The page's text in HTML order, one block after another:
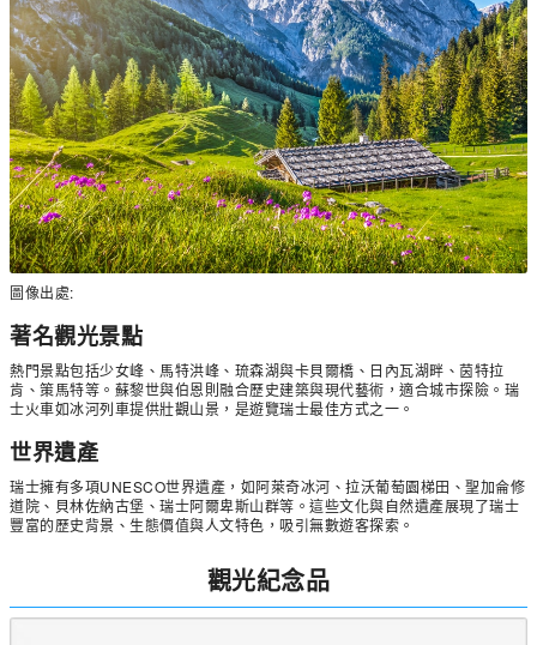
圖像出處:
著名觀光景點
熱門景點包括少女峰、馬特洪峰、琉森湖與卡貝爾橋、日內瓦湖畔、茵特拉
肯、策馬特等。蘇黎世與伯恩則融合歷史建築與現代藝術，適合城市探險。瑞
士火車如冰河列車提供壯觀山景，是遊覽瑞士最佳方式之一。
世界遺產
瑞士擁有多項UNESCO世界遺產，如阿萊奇冰河、拉沃葡萄園梯田、聖加侖修
道院、貝林佐納古堡、瑞士阿爾卑斯山群等。這些文化與自然遺產展現了瑞士
豐富的歷史背景、生態價值與人文特色，吸引無數遊客探索。
觀光紀念品